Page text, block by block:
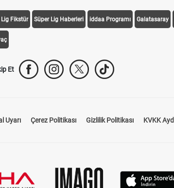
Lig Fikstür Süper Lig Haberleri iddaa Programı Galatasaray
Et
Uyarı Çerez Politikası Gizlilik Politikası KVKK